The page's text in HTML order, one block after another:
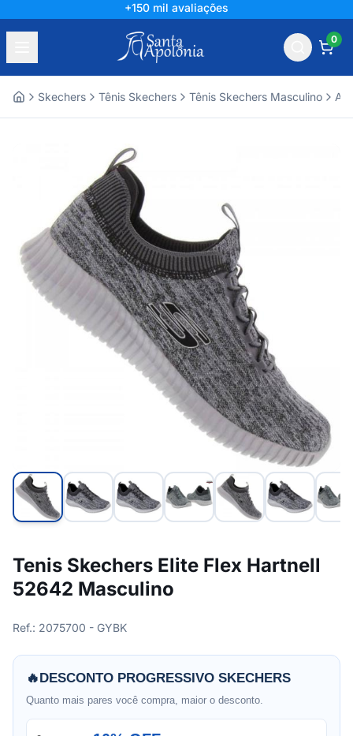
+150 mil avaliações
0
Skechers Tênis Skechers Tênis Skechers Masculino
Tenis Skechers Elite Flex Hartnell
52642 Masculino
Ref.: 2075700 - GYBK
🔥DESCONTO PROGRESSIVO SKECHERS
Quanto mais pares você compra, maior o desconto.